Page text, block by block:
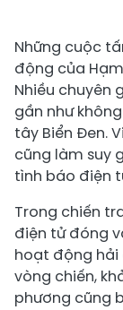
Những cuộc
động của
Nhiều chuyên
gần như
tây Biển Đen.
cũng làm suy
tình báo điện
Trong chiến
điện tử đóng
hoạt động hải
vòng chiến,
phương cũng